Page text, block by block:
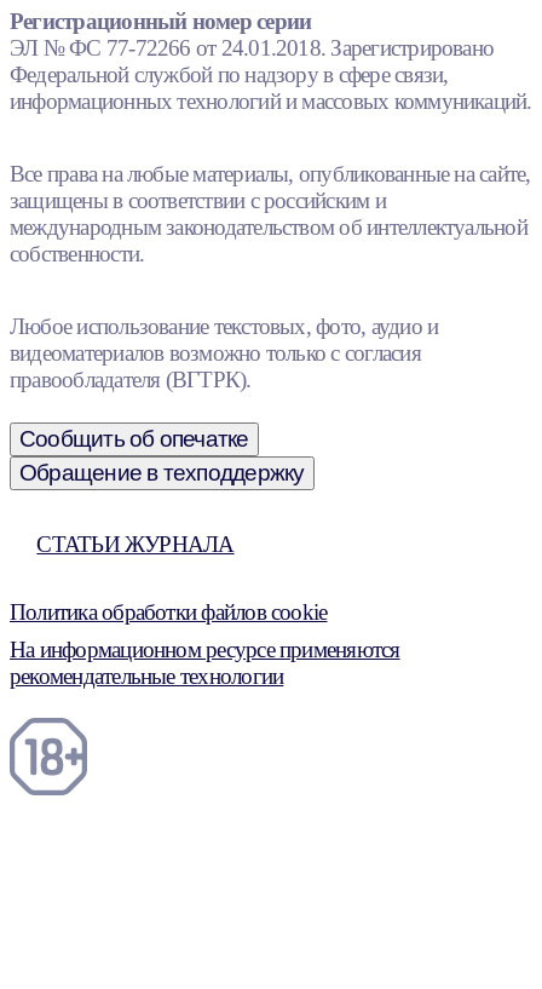
Регистрационный номер серии
ЭЛ № ФС 77-72266 от 24.01.2018. Зарегистрировано
Федеральной службой по надзору в сфере связи,
информационных технологий и массовых коммуникаций.
Все права на любые материалы, опубликованные на сайте,
защищены в соответствии с российским и
международным законодательством об интеллектуальной
собственности.
Любое использование текстовых, фото, аудио и
видеоматериалов возможно только с согласия
правообладателя (ВГТРК).
Сообщить об опечатке
Обращение в техподдержку
СТАТЬИ ЖУРНАЛА
Политика обработки файлов cookie
На информационном ресурсе применяются
рекомендательные технологии